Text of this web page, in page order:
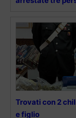
Trovati con 2
e figlio